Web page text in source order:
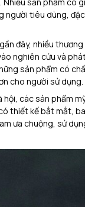
người tiêu dùng, đặc
đây, nhiều thương
nghiên cứu và
sản phẩm có
cho người sử dụng.
hội, các sản phẩm
thiết kế bắt mắt,
ưa chuộng, sử